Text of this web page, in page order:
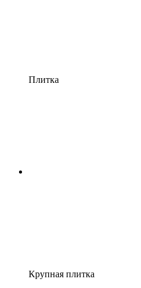
Плитка
Крупная плитка